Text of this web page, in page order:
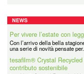
NEWS
Per vivere l’estate con
Con l’arrivo della bella
una serie di novità pensate
tesafilm® Crystal
contributo sostenibile